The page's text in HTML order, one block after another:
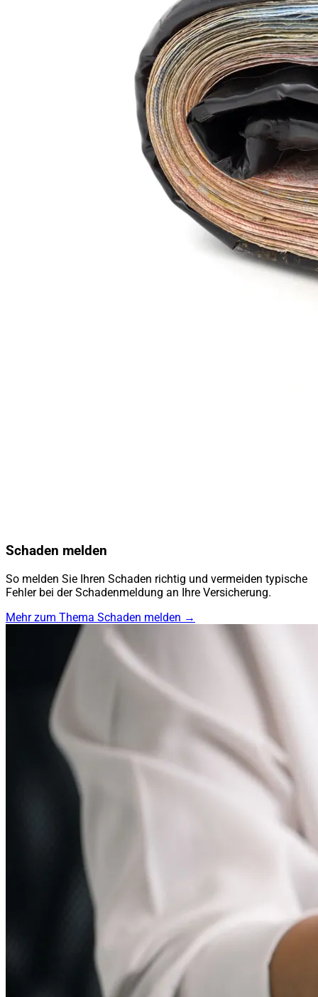
Schaden melden
So melden Sie Ihren Schaden richtig und vermeiden typische
Fehler bei der Schadenmeldung an Ihre Versicherung.
Mehr zum Thema Schaden melden →